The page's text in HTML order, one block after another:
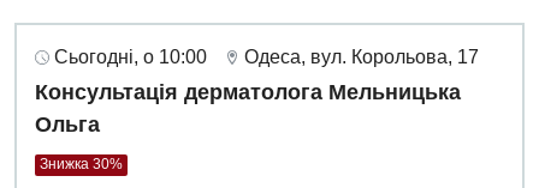
Офтальмологічне відділення
Педіатричне відділення
Сьогодні, о 10:00 Одеса, вул. Корольова, 17
Консультація дерматолога Мельницька
Ольга
Знижка 30%